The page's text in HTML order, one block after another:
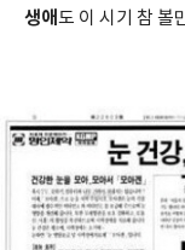
생애도 이 시기 참 볼